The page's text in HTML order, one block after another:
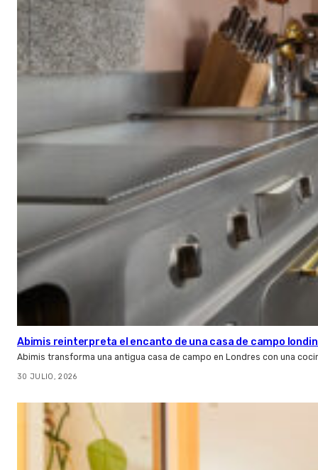
Abimis reinterpreta el encanto de una casa de campo
Abimis transforma una antigua casa de campo en Londres con una
30 JULIO, 2026